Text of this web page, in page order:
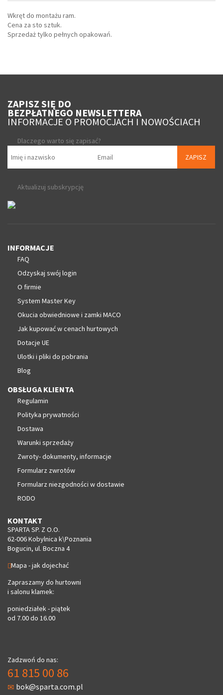
Wkręt do montażu ram.
Cena za sto sztuk.
Sprzedaż tylko pełnych opakowań.
ZAPISZ SIĘ DO
BEZPŁATNEGO NEWSLETTERA
INFORMACJE O PROMOCJACH I NOWOŚCIACH
Dlaczego warto się zapisać?
ZAPISZ
Aktualizuj subskrypcję
INFORMACJE
FAQ
Odzyskaj swój login
O firmie
System Master Key
Okucia obwiedniowe i zamki MACO
Jak kupować w cenach hurtowych
Dotacje UE
Ulotki i pliki do pobrania
Blog
OBSŁUGA KLIENTA
Regulamin
Polityka prywatności
Dostawa
Warunki sprzedaży
Zwroty- dokumenty, informacje
Formularz zwrotów
Formularz niezgodności w dostawie
RODO
KONTAKT
SPARTA SP. Z O.O.
62-006 Kobylnica k\Poznania
Bogucin, ul. Boczna 4
Mapa - jak dojechać
Zapraszamy do hurtowni
i salonu klamek:
poniedziałek - piątek
od 7.00 do 16.00
Zadzwoń do nas:
61 815 00 86
bok@sparta.com.pl